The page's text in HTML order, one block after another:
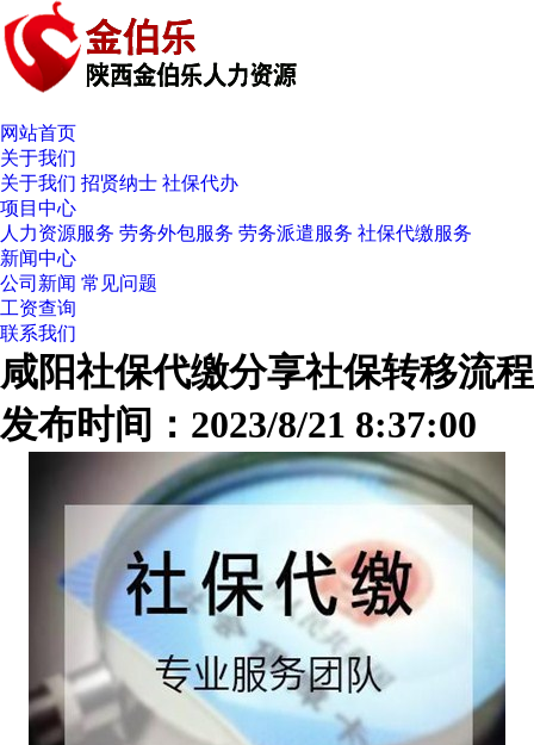
网站首页
关于我们
关于我们 招贤纳士 社保代办
项目中心
人力资源服务 劳务外包服务 劳务派遣服务 社保代缴服务
新闻中心
公司新闻 常见问题
工资查询
联系我们
咸阳社保代缴分享社保转移流程
发布时间：2023/8/21 8:37:00